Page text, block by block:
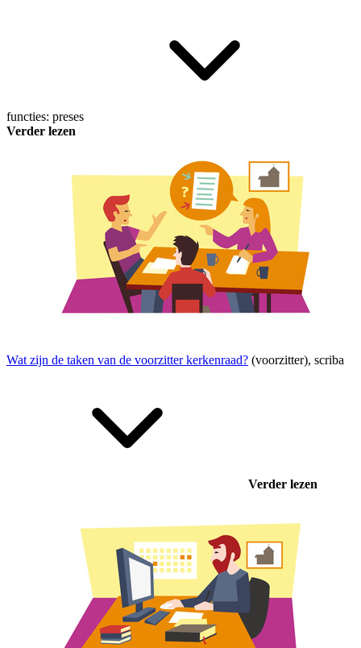
functies: preses
Verder lezen
Wat zijn de taken van de voorzitter kerkenraad? (voorzitter), scriba
Verder lezen